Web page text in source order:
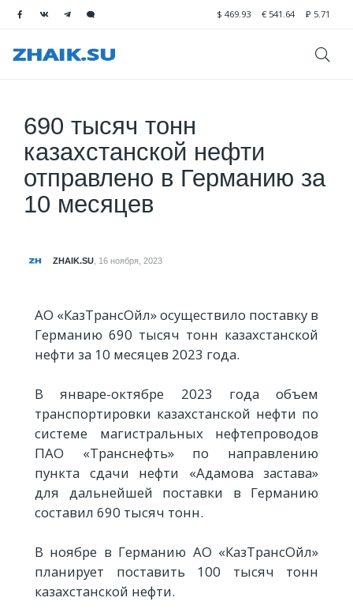
$ 469.93 € 541.64 ₽ 5.71
690 тысяч тонн
казахстанской нефти
отправлено в Германию за
10 месяцев
ZHAIK.SU 16 ноября, 2023
АО «КазТрансОйл» осуществило поставку в
Германию 690 тысяч тонн казахстанской
нефти за 10 месяцев 2023 года.
В январе-октябре 2023 года объем
транспортировки казахстанской нефти по
системе магистральных нефтепроводов
ПАО «Транснефть» по направлению
пункта сдачи нефти «Адамова застава»
для дальнейшей поставки в Германию
составил 690 тысяч тонн.
В ноябре в Германию АО «КазТрансОйл»
планирует поставить 100 тысяч тонн
казахстанской нефти.